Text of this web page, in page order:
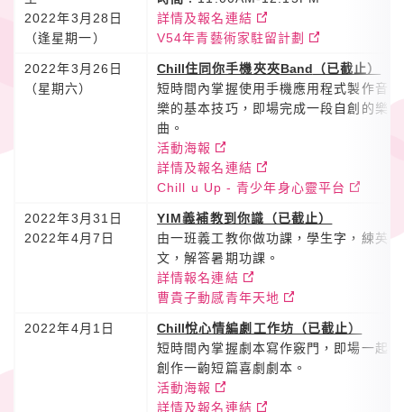
2022年3月28日
（逢星期一）
詳情及報名連結
V54年青藝術家駐留計劃
2022年3月26日
（星期六）
Chill住同你手機夾夾Band （已截止）
短時間內掌握使用手機應用程式製作音
樂的基本技巧，即場完成一段自創的樂
曲。
活動海報
詳情及報名連結
Chill u Up - 青少年身心靈平台
2022年3月31日
2022年4月7日
YIM義補教到你識（已截止）
由一班義工教你做功課，學生字，練英
文，解答暑期功課。
詳情報名連結
曹貴子動感青年天地
2022年4月1日 Chill悅心情編劇工作坊（已截止）
短時間內掌握劇本寫作竅門，即場一起
創作一齣短篇喜劇劇本。
活動海報
詳情及報名連結